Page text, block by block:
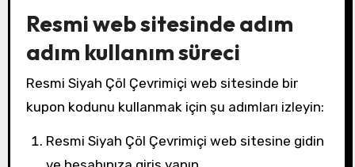
Resmi web sitesinde adım
adım kullanım süreci
Resmi Siyah Çöl Çevrimiçi web sitesinde bir
kupon kodunu kullanmak için şu adımları izleyin:
Resmi Siyah Çöl Çevrimiçi web sitesine gidin